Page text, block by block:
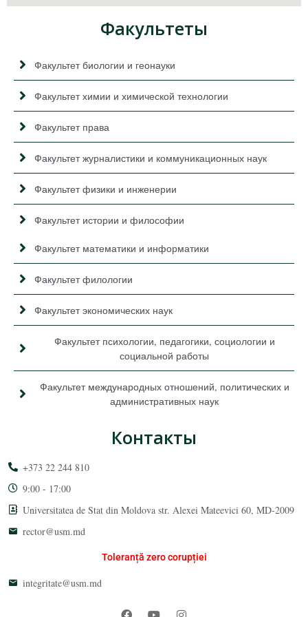
Факультеты
Факультет биологии и геонауки
Факультет химии и химической технологии
Факультет права
Факультет журналистики и коммуникационных наук
Факультет физики и инженерии
Факультет истории и философии
Факультет математики и информатики
Факультет филологии
Факультет экономических наук
Факультет психологии, педагогики, социологии и
социальной работы
Факультет международных отношений, политических и
административных наук
Контакты
+373 22 244 810
9:00 - 17:00
Universitatea de Stat din Moldova str. Alexei Mateevici 60, MD-2009
rector@usm.md
Toleranță zero corupției
integritate@usm.md